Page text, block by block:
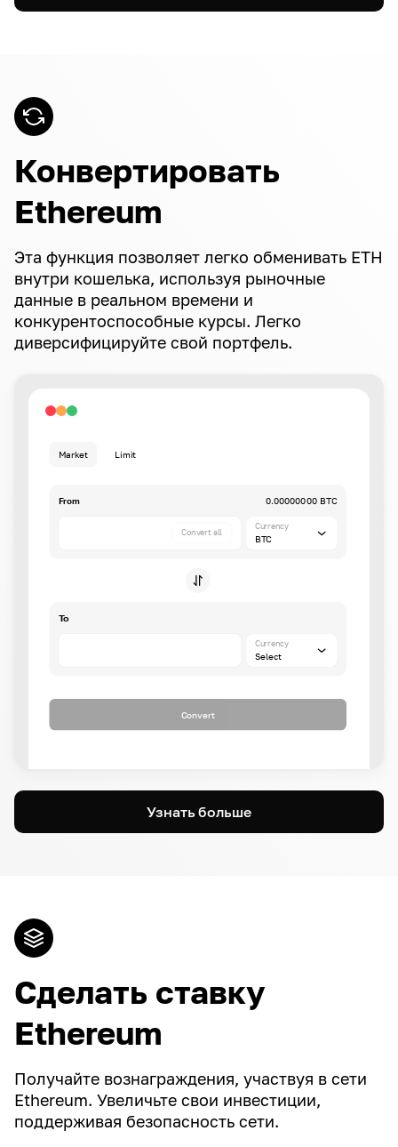
Конвертировать
Ethereum
Эта функция позволяет легко обменивать ETH
внутри кошелька, используя рыночные
данные в реальном времени и
конкурентоспособные курсы. Легко
диверсифицируйте свой портфель.
Market Limit
From 0.00000000 BTC
Convert all
Currency
BTC
To
Currency
Select
Convert
Узнать больше
Сделать ставку
Ethereum
Получайте вознаграждения, участвуя в сети
Ethereum. Увеличьте свои инвестиции,
поддерживая безопасность сети.